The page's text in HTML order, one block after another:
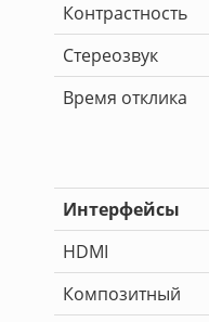
Контрастность
Стереозвук
Время отклика
Интерфейсы
HDMI
Композитный